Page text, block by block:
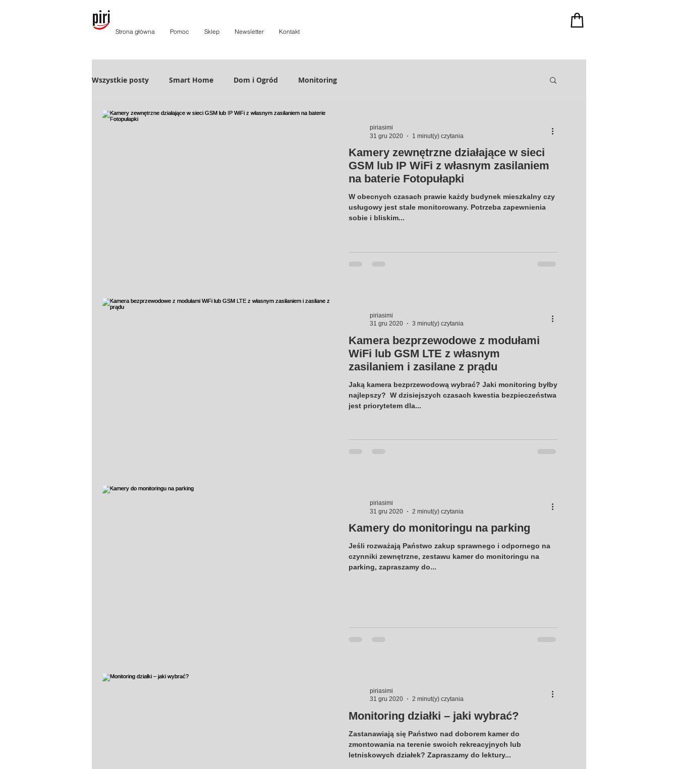
Strona główna Pomoc Sklep Newsletter Kontakt
Wszystkie posty Smart Home Dom i Ogród Monitoring
Kamery zewnętrzne działające w sieci
GSM lub IP WiFi z własnym zasilaniem
na baterie Fotopułapki
W obecnych czasach prawie każdy budynek mieszkalny czy
usługowy jest stale monitorowany. Potrzeba zapewnienia
sobie i bliskim...
piriasimi
31 gru 2020
1 minut(y) czytania
Kamera bezprzewodowe z modułami
WiFi lub GSM LTE z własnym
zasilaniem i zasilane z prądu
Jaką kamera bezprzewodową wybrać? Jaki monitoring byłby
najlepszy? ​ W dzisiejszych czasach kwestia bezpieczeństwa
jest priorytetem dla...
piriasimi
31 gru 2020
3 minut(y) czytania
Kamery do monitoringu na parking
Jeśli rozważają Państwo zakup sprawnego i odpornego na
czynniki zewnętrzne, zestawu kamer do monitoringu na
parking, zapraszamy do...
piriasimi
31 gru 2020
2 minut(y) czytania
Monitoring działki – jaki wybrać?
Zastanawiają się Państwo nad doborem kamer do
zmontowania na terenie swoich rekreacyjnych lub
letniskowych działek? Zapraszamy do lektury...
piriasimi
31 gru 2020
2 minut(y) czytania